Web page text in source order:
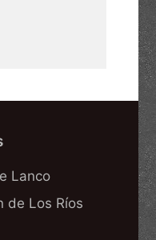
Lanco
de Los Ríos